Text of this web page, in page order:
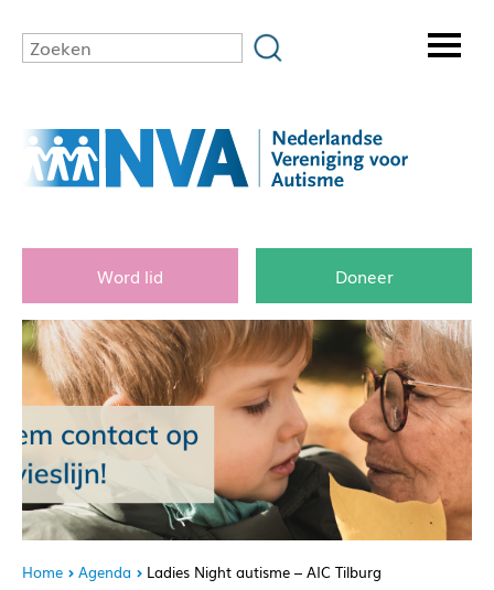
Word lid Doneer
Home Agenda Ladies Night autisme – AIC Tilburg